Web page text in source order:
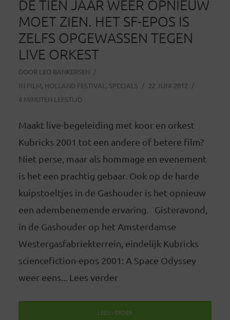
DE TIEN JAAR WEER OPNIEUW
MOET ZIEN. HET SF-EPOS IS
ZELFS OPGEWASSEN TEGEN
LIVE ORKEST
DOOR LEO BANKERSEN
IN FILM, HOLLAND FESTIVAL , SPECIALS
22 JUNI 2012
4 MINUTEN LEESTIJD
Maakt live-begeleiding met koor en orkest
Kubricks 2001 tot een andere of betere film?
Niet perse, maar als hommage en evenement
is het een prachtig gebaar. Ook op de harde
kuipstoeltjes in de Gashouder is het opnieuw
een adembenemende ervaring. Gisteravond,
in de Gashouder op het Amsterdamse
Westergasfabriekterrein, eindelijk Kubricks
sciencefiction-epos 2001: A Space Odyssey
weer eens... Lees verder
LEES VERDER